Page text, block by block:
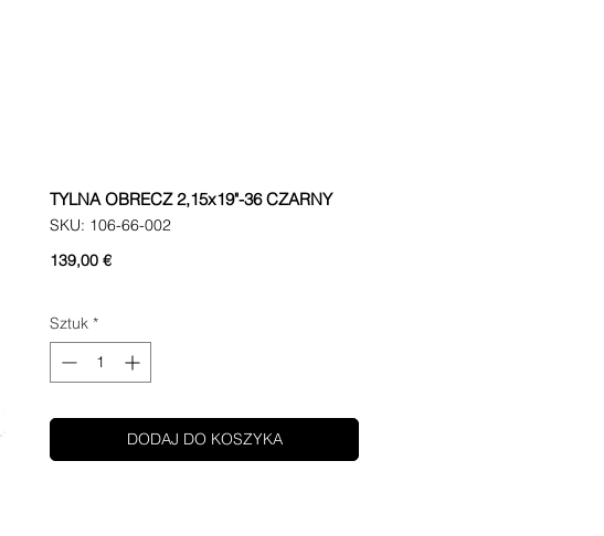
TYLNA OBRECZ 2,15x19"-36 CZARNY
SKU: 106-66-002
139,00 €Cena
Sztuk *
DODAJ DO KOSZYKA